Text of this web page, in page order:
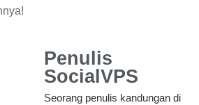
Penulis
SocialVPS
Seorang penulis kandungan di